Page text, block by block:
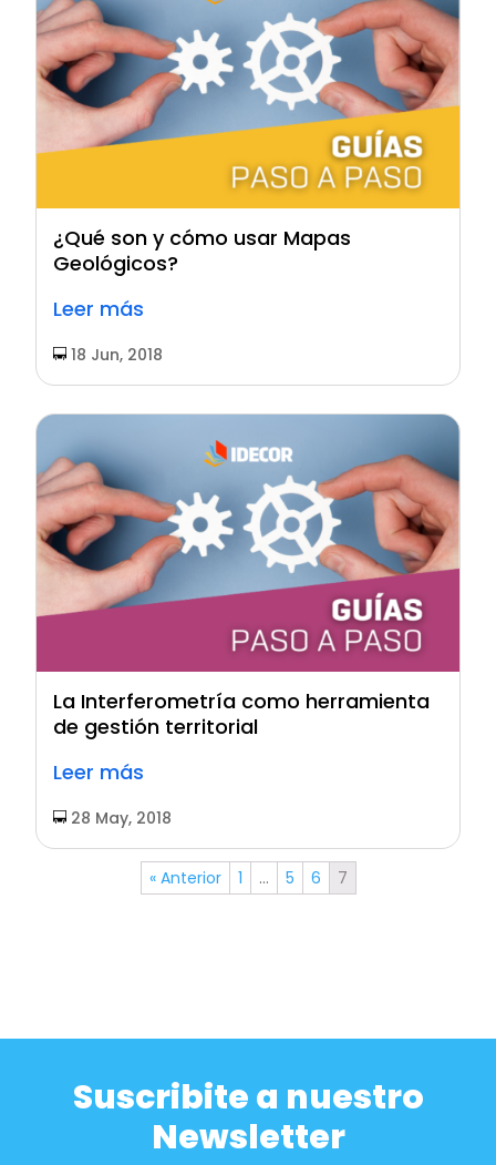
¿Qué son y cómo usar Mapas
Geológicos?
Leer más
18 Jun, 2018
La Interferometría como herramienta
de gestión territorial
Leer más
28 May, 2018
« Anterior 1 … 5 6 7
Suscribite a nuestro
Newsletter